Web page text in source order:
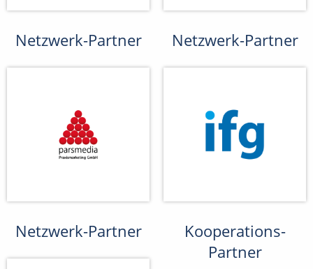
Netzwerk-Partner Netzwerk-Partner
Netzwerk-Partner
Kooperations-
Partner